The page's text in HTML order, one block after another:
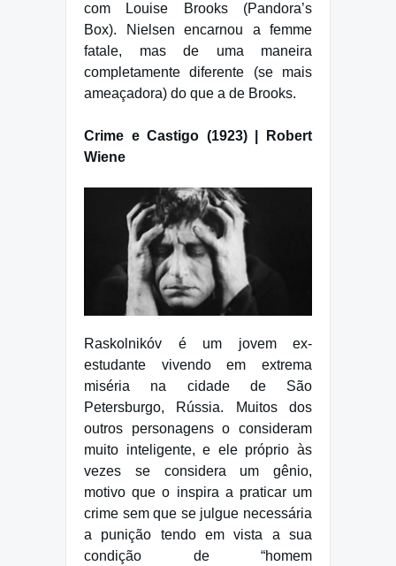
com Louise Brooks (Pandora’s
Box). Nielsen encarnou a femme
fatale, mas de uma maneira
completamente diferente (se mais
ameaçadora) do que a de Brooks.
Crime e Castigo (1923) | Robert
Wiene
Raskolnikóv é um jovem ex-
estudante vivendo em extrema
miséria na cidade de São
Petersburgo, Rússia. Muitos dos
outros personagens o consideram
muito inteligente, e ele próprio às
vezes se considera um gênio,
motivo que o inspira a praticar um
crime sem que se julgue necessária
a punição tendo em vista a sua
condição de “homem